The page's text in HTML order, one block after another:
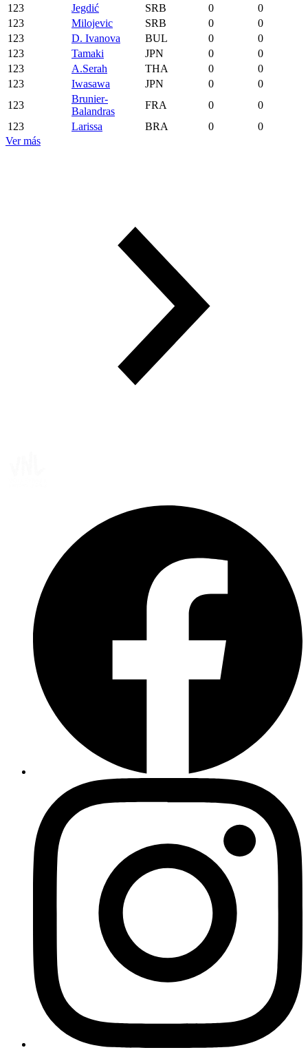
123 Jegdić SRB 0
0
123
Milojevic SRB 0
0
123
D. Ivanova BUL 0
0
123
Tamaki JPN 0
0
123
A.Serah THA 0
0
123
Iwasawa JPN 0
0
123
Brunier-
Balandras
FRA 0
0
123
Larissa BRA 0
0
Ver más